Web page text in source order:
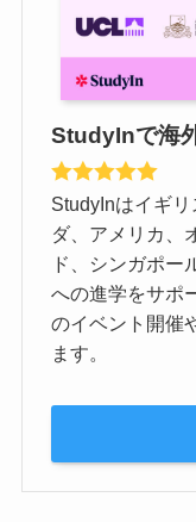
StudyInで海
StudyInはイギ
ダ、アメリカ、
ド、シンガポー
への進学をサポ
のイベント開催
ます。